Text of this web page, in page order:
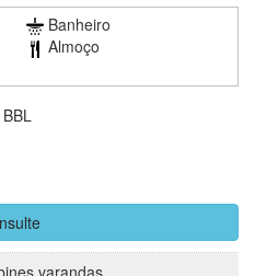
Banheiro
Almoço